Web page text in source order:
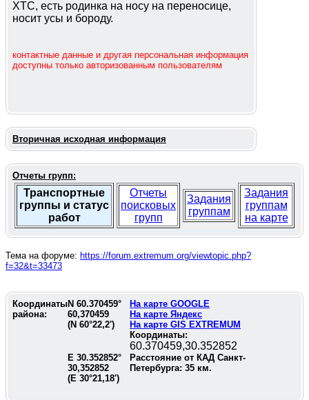
ХТС, есть родинка на носу на переносице,
носит усы и бороду.
контактные данные и другая персональная информация
доступны только авторизованным пользователям
Вторичная исходная информация
Отчеты групп:
Транспортные
группы и статус
работ
Отчеты
поисковых
групп
Задания
группам
Задания
группам
на карте
Тема на форуме: https://forum.extremum.org/viewtopic.php?
f=32&t=33473
Координаты
района:
N 60.370459°
60,370459
(N 60°22,2')
На карте GOOGLE
На карте Яндекс
На карте GIS EXTREMUM
Координаты:
60.370459,30.352852
E 30.352852°
30,352852
(E 30°21,18')
Расстояние от КАД Санкт-
Петербурга: 35 км.